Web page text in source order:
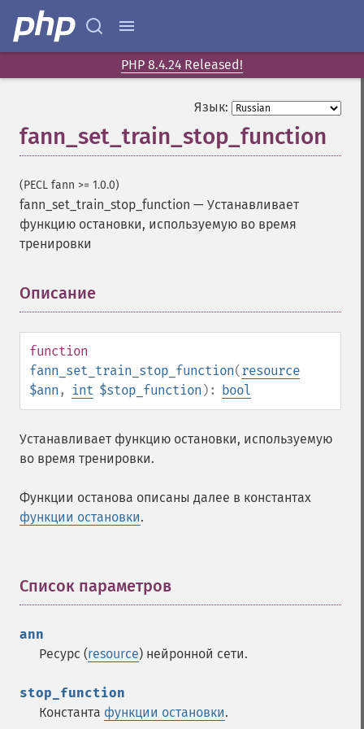
PHP 8.4.24 Released!
Язык:
fann_set_train_stop_function
(PECL fann >= 1.0.0)
fann_set_train_stop_function — Устанавливает
функцию остановки, используемую во время
тренировки
Описание
function
fann_set_train_stop_function(resource
$ann , int $stop_function ): bool
Устанавливает функцию остановки, используемую
во время тренировки.
Функции останова описаны далее в константах
функции остановки.
Список параметров
ann
Ресурс (resource) нейронной сети.
stop_function
Константа функции остановки.
fann_​cascadetrain_​on_​data
fann_​clear_​scaling_​params
fann_​copy